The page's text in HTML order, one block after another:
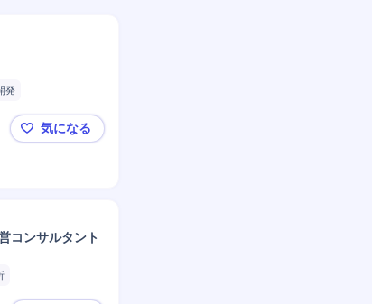
発
HUITIAN 自動車用接着剤
気になる
コンサルタント